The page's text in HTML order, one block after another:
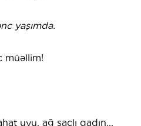
yaşımda.
müəllim!
uyu, ağ saçlı qadın...